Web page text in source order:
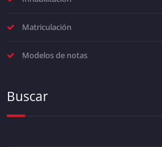
Matriculación
Modelos de notas
Buscar